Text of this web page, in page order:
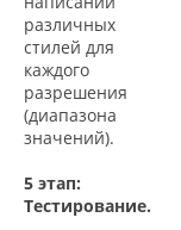
различных
стилей для
каждого
разрешения
(диапазона
значений).
5 этап:
Тестирование.